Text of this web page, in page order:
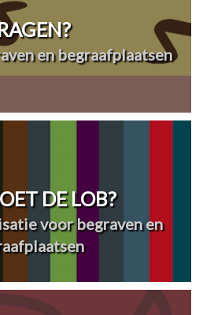
en begraafplaatsen
DE LOB?
voor begraven en